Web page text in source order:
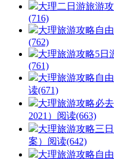
大理二日游旅游
(716)
大理旅游攻略自
(762)
大理旅游攻略5日
(761)
大理旅游攻略自
读(671)
大理旅游攻略必
2021） 阅读(663)
大理旅游攻略三
案） 阅读(642)
大理旅游攻略自